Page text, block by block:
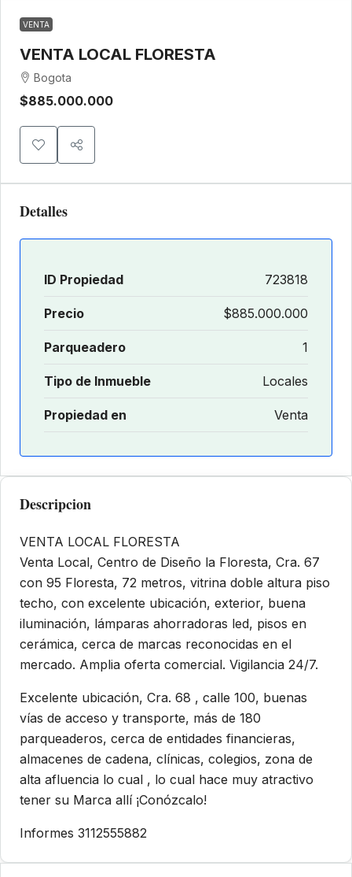
VENTA
VENTA LOCAL FLORESTA
Bogota
$885.000.000
Detalles
ID Propiedad 723818
Precio $885.000.000
Parqueadero 1
Tipo de Inmueble Locales
Propiedad en Venta
Descripcion
VENTA LOCAL FLORESTA
Venta Local, Centro de Diseño la Floresta, Cra. 67
con 95 Floresta, 72 metros, vitrina doble altura piso
techo, con excelente ubicación, exterior, buena
iluminación, lámparas ahorradoras led, pisos en
cerámica, cerca de marcas reconocidas en el
mercado. Amplia oferta comercial. Vigilancia 24/7.
Excelente ubicación, Cra. 68 , calle 100, buenas
vías de acceso y transporte, más de 180
parqueaderos, cerca de entidades financieras,
almacenes de cadena, clínicas, colegios, zona de
alta afluencia lo cual , lo cual hace muy atractivo
tener su Marca allí ¡Conózcalo!
Informes 3112555882